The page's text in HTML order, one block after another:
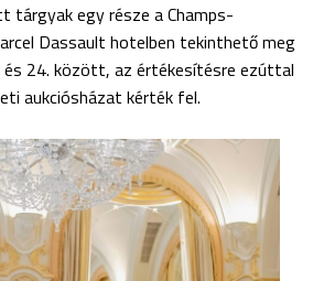
tárgyak egy része a Champs-
Dassault hotelben tekinthető meg
24. között, az értékesítésre ezúttal
aukciósházat kérték fel.